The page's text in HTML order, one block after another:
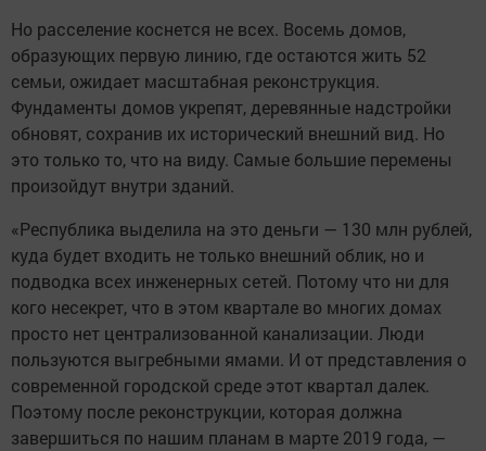
Но расселение коснется не всех. Восемь домов,
образующих первую линию, где остаются жить 52
семьи, ожидает масштабная реконструкция.
Фундаменты домов укрепят, деревянные надстройки
обновят, сохранив их исторический внешний вид. Но
это только то, что на виду. Самые большие перемены
произойдут внутри зданий.
«Республика выделила на это деньги — 130 млн рублей,
куда будет входить не только внешний облик, но и
подводка всех инженерных сетей. Потому что ни для
кого несекрет, что в этом квартале во многих домах
просто нет централизованной канализации. Люди
пользуются выгребными ямами. И от представления о
современной городской среде этот квартал далек.
Поэтому после реконструкции, которая должна
завершиться по нашим планам в марте 2019 года, —